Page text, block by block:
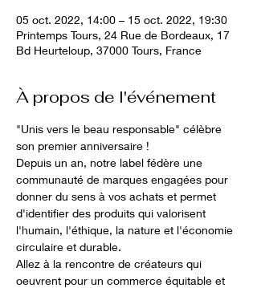
05 oct. 2022, 14:00 – 15 oct. 2022, 19:30
Printemps Tours, 24 Rue de Bordeaux, 17
Bd Heurteloup, 37000 Tours, France
À propos de l'événement
"Unis vers le beau responsable" célèbre
son premier anniversaire !
Depuis un an, notre label fédère une
communauté de marques engagées pour
donner du sens à vos achats et permet
d'identifier des produits qui valorisent
l'humain, l'éthique, la nature et l'économie
circulaire et durable.
Allez à la rencontre de créateurs qui
oeuvrent pour un commerce équitable et